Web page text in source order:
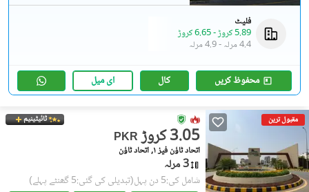
فلیٹ
5.89 کروڑ
-6.65 کروڑ
4.4 مرلہ
-4.9 مرلہ
محفوظ کریں کال ای میل
مقبول ترین ٹائیٹینیم
PKR 3.05 کروڑ
اتحاد ٹاؤن فیز ١, اتحاد ٹاؤن
3 مرلہ
شامل کی:5 دن پہل (تبدیلی کی گئی:5 گھنٹے پہلے)